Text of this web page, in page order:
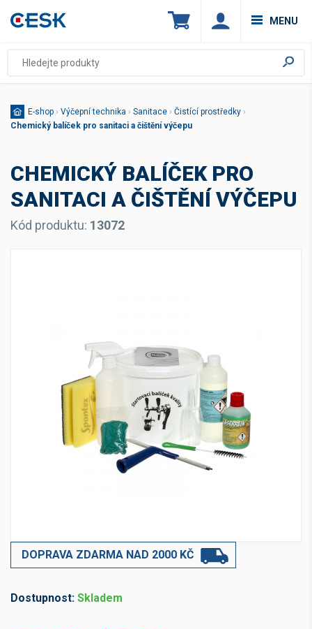
MENU
E-shop › Výčepní technika › Sanitace › Čistící prostředky ›
Chemický balíček pro sanitaci a čištění výčepu
CHEMICKÝ BALÍČEK PRO
SANITACI A ČIŠTĚNÍ VÝČEPU
Kód produktu: 13072
DOPRAVA ZDARMA NAD 2000 KČ
Dostupnost: Skladem